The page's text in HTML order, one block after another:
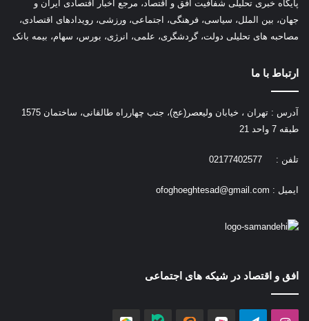
پایگاه خبری تحلیلی شفافیت افق و اقتصاد، مرجع اخبار اقتصادی ایران و
جهان، بین الملل، سیاسی، فرهنگی، اجتماعی، ورزشی، رویدادهای اقتصادی،
مصاحبه های تحلیلی دولت، گردشگری، علمی، انرژی، بورس، سهام، بیمه بانک
ارتباط با ما
آدرس : تهران ، خیابان ولیعصر(عج)، جنب چهارراه طالقانی، ساختمان 1575
طبقه 7 واحد 21
تلفن : 02177402577
ایمیل : ofoghoeghtesad@gmail.com
افق و اقتصاد در شیکه های اجتماعی